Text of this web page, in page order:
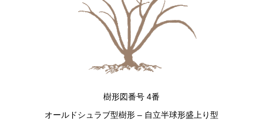
樹形図番号 4番
オールドシュラブ型樹形 – 自立半球形盛上り型